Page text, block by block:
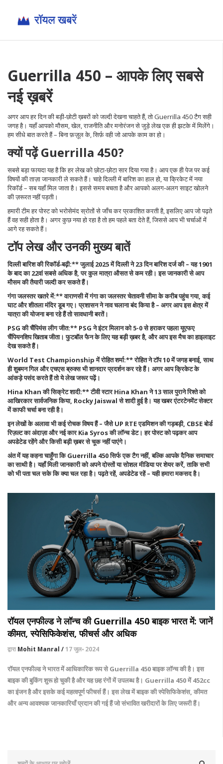
Guerrilla 450 – आपके लिए सबसे
नई ख़बरें
अगर आप हर दिन की बड़ी‑छोटी ख़बरों को जल्दी देखना चाहते हैं, तो Guerrilla 450 टैग सही
जगह है। यहाँ आपको मौसम, खेल, राजनीति और मनोरंजन से जुड़े लेख एक ही झटके में मिलेंगे।
हम सीधे बात करते हैं – बिना फ़ज़ूल के, सिर्फ़ वही जो आपके काम का हो।
क्यों पढ़ें Guerrilla 450?
सबसे बड़ा फायदा यह है कि हर लेख को छोटा‑छोटा सार दिया गया है। आप एक ही पेज पर कई
विषयों की ताज़ा जानकारी ले सकते हैं। चाहे दिल्ली में बारिश का हाल हो, या क्रिकेट में नया
रिकॉर्ड – सब यहाँ मिल जाता है। इससे समय बचता है और आपको अलग‑अलग साइट खोलने
की ज़रूरत नहीं पड़ती।
हमारी टीम हर पोस्ट को भरोसेमंद स्रोतों से जाँच कर प्रकाशित करती है, इसलिए आप जो पढ़ते
हैं वह सही होता है। अगर कुछ नया हो रहा है तो हम पहले बता देते हैं, जिससे आप भी चर्चाओं में
आगे रह सकते हैं।
टॉप लेख और उनकी मुख्य बातें
दिल्ली बारिश की रिकॉर्ड‑बढ़ी:** जुलाई 2025 में दिल्ली ने 23 दिन बारिश दर्ज की – यह 1901
के बाद का 22वां सबसे अधिक है, पर कुल मात्रा औसत से कम रही। इस जानकारी से आप
मौसम की तैयारी जल्दी कर सकते हैं।
गंगा जलस्तर खतरे में:** वाराणसी में गंगा का जलस्तर चेतावनी सीमा के करीब पहुंच गया, कई
घाट और शीतला मंदिर डूब गए। प्रशासन ने नाव चलाना बंद किया है – अगर आप इस क्षेत्र में
यात्रा की योजना बना रहे हैं तो सावधानी बरतें।
PSG की चैंपियंस लीग जीत:** PSG ने इंटर मिलान को 5-0 से हराकर पहला यूएफए
चैंपियनशिप खिताब जीता। फुटबॉल फैन के लिए यह बड़ी ख़बर है, और आप इस मैच का हाइलाइट
देख सकते हैं।
World Test Championship में रोहित शर्मा:** रोहित ने टॉप 10 में जगह बनाई, साथ
ही शुबमन गिल और एचएस ब्रुक्स भी शानदार प्रदर्शन कर रहे हैं। अगर आप क्रिकेट के
आंकड़े पसंद करते हैं तो ये लेख जरूर पढ़ें।
Hina Khan की सिक्रेट शादी:** टीवी स्टार Hina Khan ने 13 साल पुराने रिश्ते को
आखिरकार सार्वजनिक किया, Rocky Jaiswal से शादी हुई है। यह खबर एंटरटेनमेंट सेक्टर
में काफी चर्चा बना रही है।
इन लेखों के अलावा भी कई रोचक विषय हैं – जैसे UP RTE एडमिशन की गड़बड़ी, CBSE बोर्ड
रिज़ल्ट का अंदाज़ा और नई कार Kia Syros की लॉन्च डेट। हर पोस्ट को पढ़कर आप
अपडेटेड रहेंगे और किसी बड़ी ख़बर से चूक नहीं पाएंगे।
अंत में यह कहना चाहूँगा कि Guerrilla 450 सिर्फ एक टैग नहीं, बल्कि आपके दैनिक समाचार
का साथी है। यहाँ मिली जानकारी को अपने दोस्तों या सोशल मीडिया पर शेयर करें, ताकि सभी
को भी पता चल सके कि क्या चल रहा है। पढ़ते रहें, अपडेटेड रहें – यही हमारा मकसद है।
रॉयल एनफील्ड ने लॉन्च की Guerrilla 450 बाइक भारत में: जानें
कीमत, स्पेसिफिकेशंस, फीचर्स और अधिक
द्वाराMohit Manral / 17 जुल॰ 2024
रॉयल एनफील्ड ने भारत में आधिकारिक रूप से Guerrilla 450 बाइक लॉन्च की है। इस
बाइक की बुकिंग शुरू हो चुकी है और यह छह रंगों में उपलब्ध है। Guerrilla 450 में 452cc
का इंजन है और इसके कई महत्वपूर्ण फीचर्स हैं। इस लेख में बाइक की स्पेसिफिकेशंस, कीमत
और अन्य आवश्यक जानकारियाँ प्रदान की गई हैं जो संभावित खरीदारों के लिए जरूरी हैं।